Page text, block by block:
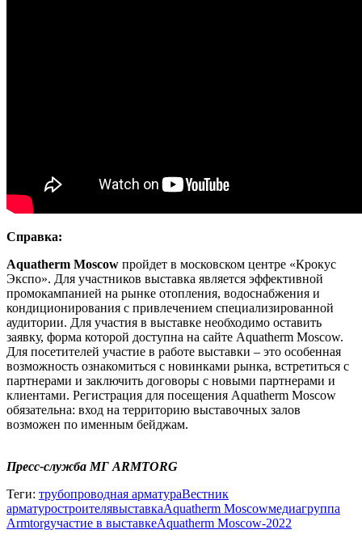
Справка:
Aquatherm Moscow пройдет в московском центре «Крокус
Экспо». Для участников выставка является эффективной
промокампанией на рынке отопления, водоснабжения и
кондиционирования с привлечением специализированной
аудитории. Для участия в выставке необходимо оставить
заявку, форма которой доступна на сайте Aquatherm Moscow.
Для посетителей участие в работе выставки ‒ это особенная
возможность ознакомиться с новинками рынка, встретиться с
партнерами и заключить договоры с новыми партнерами и
клиентами. Регистрация для посещения Aquatherm Moscow
обязательна: вход на территорию выставочных залов
возможен по именным бейджам.
Пресс-служба МГ ARMTORG
Теги: трубопроводная арматураВестник
арматуростроителявыставкаAquatherm Moscowмедиагруппа
Armtorgучастие в выставкеAquatherm Moscow-2022